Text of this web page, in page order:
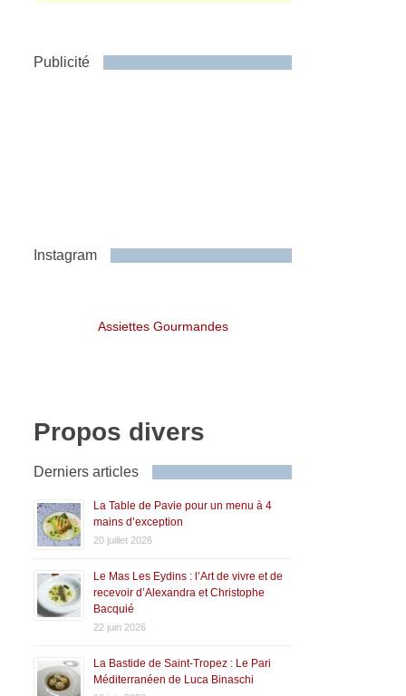
Publicité
Instagram
Assiettes Gourmandes
Propos divers
Derniers articles
La Table de Pavie pour un menu à 4
mains d’exception
20 juillet 2026
Le Mas Les Eydins : l’Art de vivre et de
recevoir d’Alexandra et Christophe
Bacquié
22 juin 2026
La Bastide de Saint-Tropez : Le Pari
Méditerranéen de Luca Binaschi